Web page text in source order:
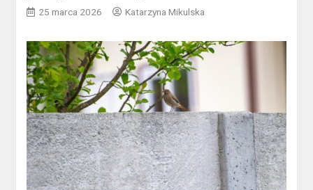
25 marca 2026 Katarzyna Mikulska